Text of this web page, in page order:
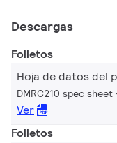
Descargas
Folletos
Hoja de datos del
DMRC210 spec sheet
Ver
Folletos